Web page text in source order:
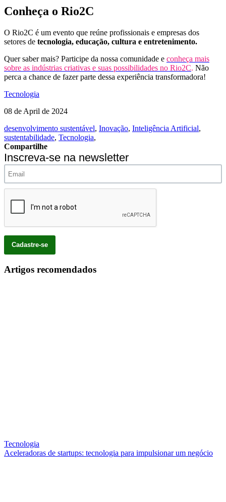
Conheça o Rio2C
O Rio2C é um evento que reúne profissionais e empresas dos
setores de tecnologia, educação, cultura e entretenimento.
Quer saber mais? Participe da nossa comunidade e conheça mais
sobre as indústrias criativas e suas possibilidades no Rio2C. Não
perca a chance de fazer parte dessa experiência transformadora!
Tecnologia
08 de April de 2024
desenvolvimento sustentável, Inovação, Inteligência Artificial,
sustentabilidade, Tecnologia,
Compartilhe
Inscreva-se na newsletter
Artigos recomendados
Tecnologia
Aceleradoras de startups: tecnologia para impulsionar um negócio